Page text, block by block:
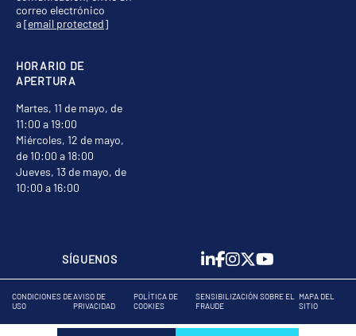
HORARIO DE
APERTURA
Martes, 11 de mayo, de
11:00 a 19:00
Miércoles, 12 de mayo,
de 10:00 a 18:00
Jueves, 13 de mayo, de
10:00 a 16:00
correo electrónico
a[email protected]
SÍGUENOS
CONDICIONES DE
USO
AVISO DE
PRIVACIDAD
POLÍTICA DE
COOKIES
SENSIBILIZACIÓN SOBRE EL
FRAUDE
MAPA DEL
SITIO